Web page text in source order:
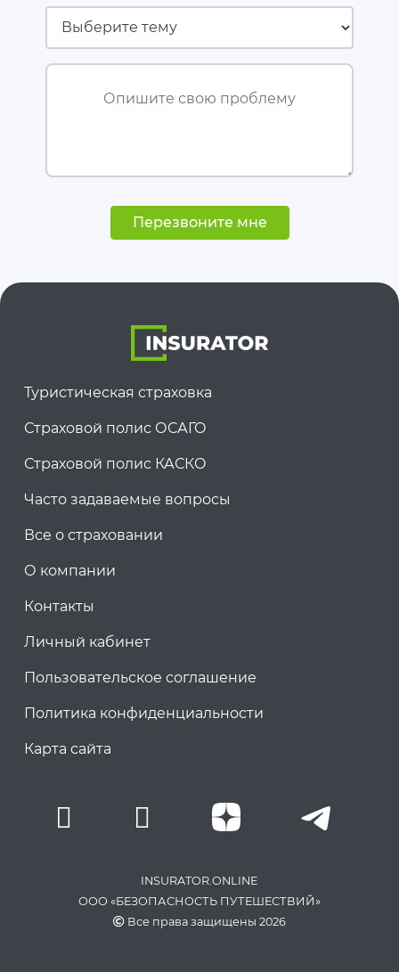
Страховая компания
Опишите свою проблему
Перезвоните мне
Туристическая страховка
Страховой полис ОСАГО
Страховой полис КАСКО
Часто задаваемые вопросы
Все о страховании
О компании
Контакты
Личный кабинет
Пользовательское соглашение
Политика конфиденциальности
Карта сайта
INSURATOR.ONLINE
ООО «БЕЗОПАСНОСТЬ ПУТЕШЕСТВИЙ»
Все права защищены 2026